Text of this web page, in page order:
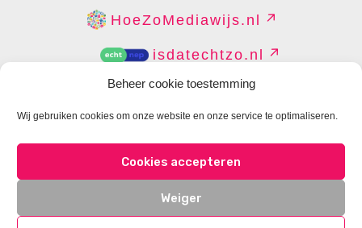
Beheer cookie toestemming
Wij gebruiken cookies om onze website en onze service te optimaliseren.
Cookies accepteren
Weiger
HoeZoMediawijs.nl
isdatechtzo.nl
DISCLAIMER PRIVACY
CONTACT
COOKIES BEHEREN